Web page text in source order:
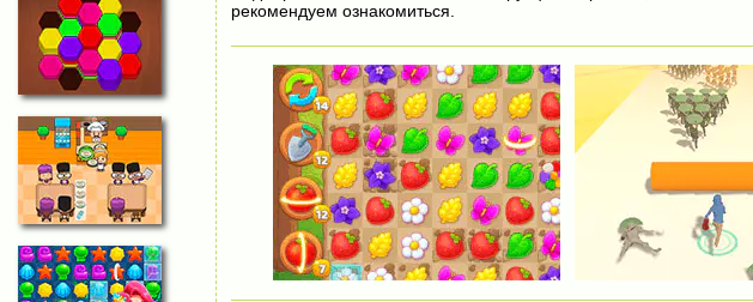
рекомендуем ознакомиться.